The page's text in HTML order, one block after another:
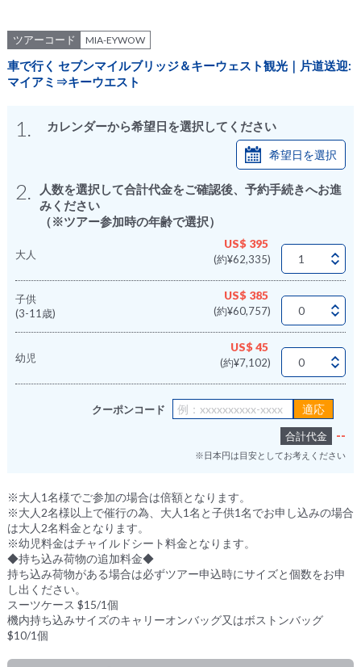
ツアーコード MIA-EYWOW
車で行く セブンマイルブリッジ＆キーウェスト観光｜片道送迎:
マイアミ⇒キーウエスト
1. カレンダーから希望日を選択してください
希望日を選択
2.
人数を選択して合計代金をご確認後、予約手続きへお進
みください
（※ツアー参加時の年齢で選択）
大人
US$ 395
(約¥62,335)
子供
(3-11歳)
US$ 385
(約¥60,757)
幼児
US$ 45
(約¥7,102)
クーポンコード
合計代金 --
※日本円は目安としてお考えください
※大人1名様でご参加の場合は倍額となります。
※大人2名様以上で催行の為、大人1名と子供1名でお申し込みの場合
は大人2名料金となります。
※幼児料金はチャイルドシート料金となります。
◆持ち込み荷物の追加料金◆
持ち込み荷物がある場合は必ずツアー申込時にサイズと個数をお申
し出ください。
スーツケース $15/1個
機内持ち込みサイズのキャリーオンバッグ又はボストンバッグ
$10/1個